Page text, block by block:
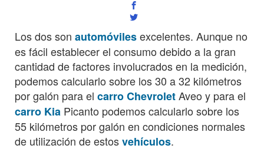
Los dos son automóvilesexcelentes. Aunque no
es fácil establecer el consumo debido a la gran
cantidad de factores involucrados en la medición,
podemos calcularlo sobre los 30 a 32 kilómetros
por galón para el carro ChevroletAveo y para el
carro Kia Picanto podemos calcularlo sobre los
55 kilómetros por galón en condiciones normales
de utilización de estosvehículos.